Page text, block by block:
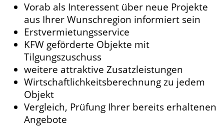
Vorab als Interessent über neue Projekte
aus Ihrer Wunschregion informiert sein
Erstvermietungsservice
KFW geförderte Objekte mit
Tilgungszuschuss
weitere attraktive Zusatzleistungen
Wirtschaftlichkeitsberechnung zu jedem
Objekt
Vergleich, Prüfung Ihrer bereits erhaltenen
Angebote